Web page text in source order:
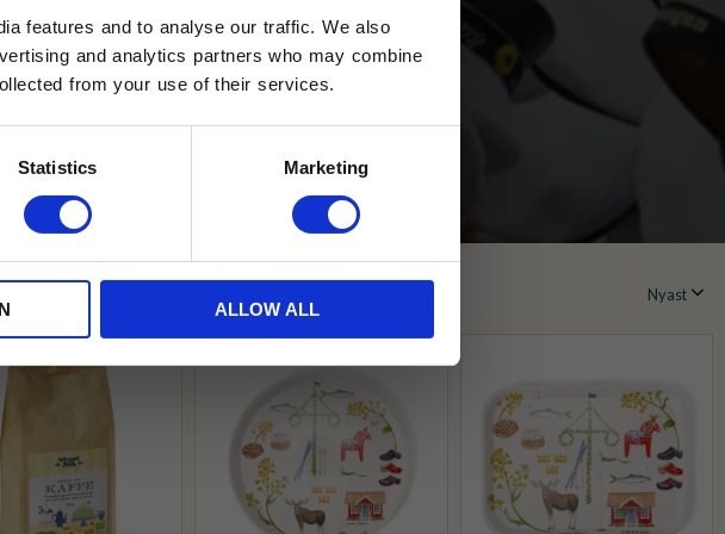
features and to analyse our traffic. We also
and analytics partners who may combine
from your use of their services.
Statistics Marketing
ALLOW ALL